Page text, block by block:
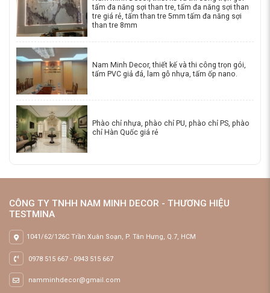
tấm đa năng sợi than tre, tấm đa năng sợi than
tre giá rẻ, tấm than tre 5mm tấm đa năng sợi
than tre 8mm
Nam Minh Decor, thiết kế và thi công trọn gói,
tấm PVC giả đá, lam gỗ nhựa, tấm ốp nano.
Phào chỉ nhựa, phào chỉ PU, phào chỉ PS, phào
chỉ Hàn Quốc giá rẻ
CÔNG TY TNHH NAM MINH DECOR - THƯƠNG HIỆU
TESTMINA
1041/62/126C Trần Xuân Soạn, P. Tân Hưng, Q.7, HCM
0978 515 667 - 0943 515 667
namminhdecor@gmail.com